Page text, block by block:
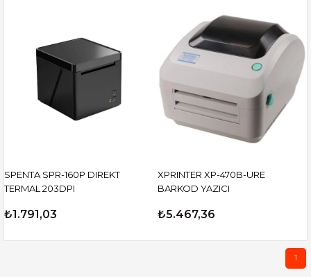
SPENTA SPR-160P DIREKT
TERMAL 203DPI
₺1.791,03
XPRINTER XP-470B-URE
BARKOD YAZICI
₺5.467,36
1